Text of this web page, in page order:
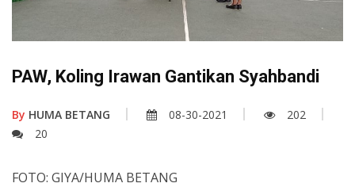
PAW, Koling Irawan Gantikan Syahbandi
By HUMA BETANG 08-30-2021
202
20
FOTO: GIYA/HUMA BETANG